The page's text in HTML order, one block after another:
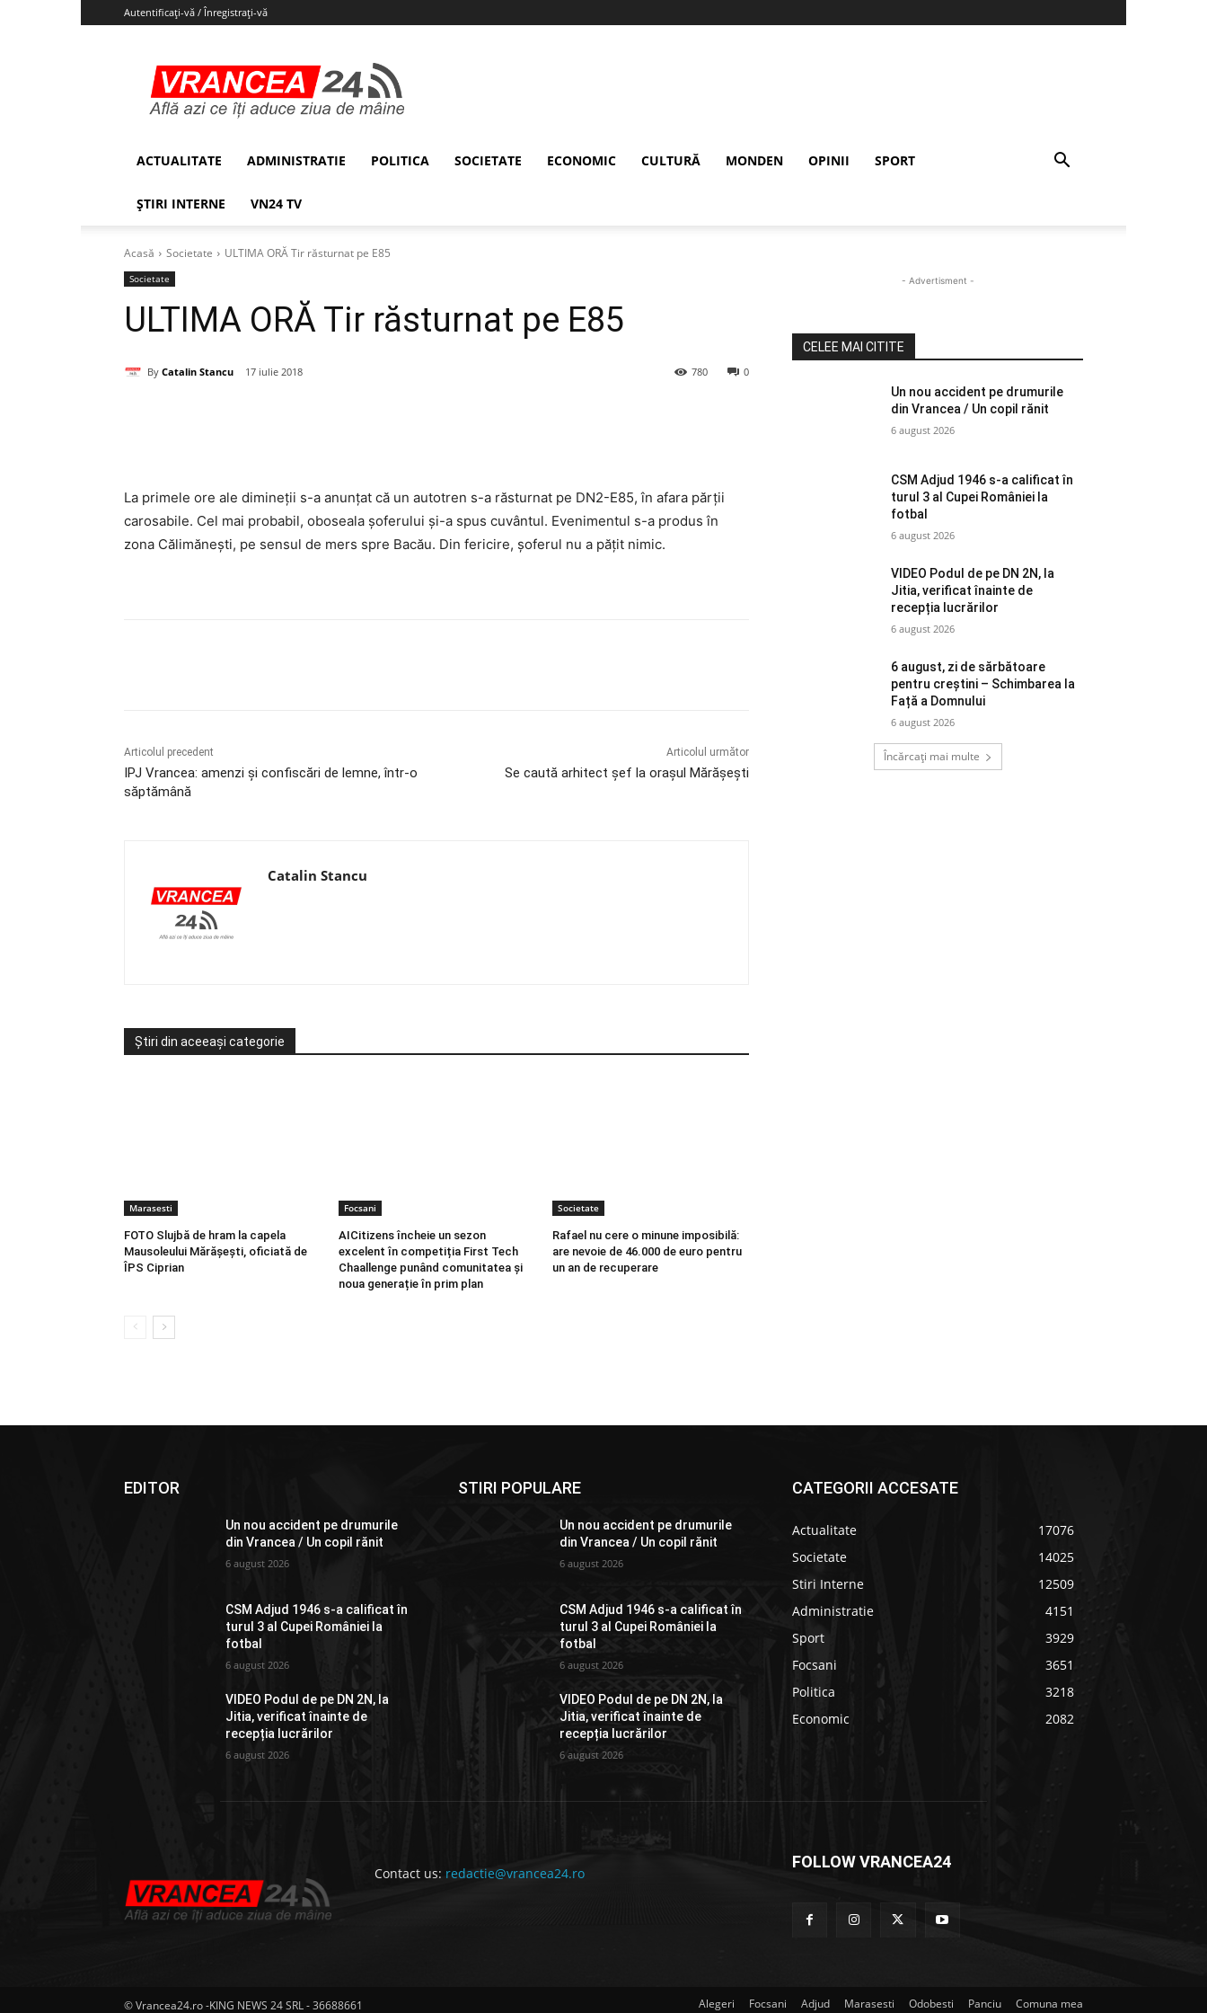
Autentificați-vă / Înregistrați-vă
ACTUALITATE ADMINISTRATIE POLITICA SOCIETATE ECONOMIC CULTURĂ MONDEN OPINII SPORT
ȘTIRI INTERNE VN24 TV
Acasă Societate ULTIMA ORĂ Tir răsturnat pe E85
Societate
ULTIMA ORĂ Tir răsturnat pe E85
By Catalin Stancu 17 iulie 2018 0
780
La primele ore ale dimineții s-a anunțat că un autotren s-a răsturnat pe DN2-E85, în afara părții
carosabile. Cel mai probabil, oboseala șoferului și-a spus cuvântul. Evenimentul s-a produs în
zona Călimănești, pe sensul de mers spre Bacău. Din fericire, șoferul nu a pățit nimic.
Articolul precedent
IPJ Vrancea: amenzi și confiscări de lemne, într-o
săptămână
Articolul următor
Se caută arhitect șef la orașul Mărășești
Catalin Stancu
Știri din aceeași categorie
Marasesti
FOTO Slujbă de hram la capela
Mausoleului Mărășești, oficiată de
ÎPS Ciprian
Focsani
AICitizens încheie un sezon
excelent în competiția First Tech
Chaallenge punând comunitatea și
noua generație în prim plan
Societate
Rafael nu cere o minune imposibilă:
are nevoie de 46.000 de euro pentru
un an de recuperare
- Advertisment -
CELEE MAI CITITE
Un nou accident pe drumurile
din Vrancea / Un copil rănit
6 august 2026
CSM Adjud 1946 s-a calificat în
turul 3 al Cupei României la
fotbal
6 august 2026
VIDEO Podul de pe DN 2N, la
Jitia, verificat înainte de
recepția lucrărilor
6 august 2026
6 august, zi de sărbătoare
pentru creștini – Schimbarea la
Față a Domnului
6 august 2026
Încărcați mai multe
EDITOR
Un nou accident pe drumurile
din Vrancea / Un copil rănit
6 august 2026
CSM Adjud 1946 s-a calificat în
turul 3 al Cupei României la
fotbal
6 august 2026
VIDEO Podul de pe DN 2N, la
Jitia, verificat înainte de
recepția lucrărilor
6 august 2026
STIRI POPULARE
Un nou accident pe drumurile
din Vrancea / Un copil rănit
6 august 2026
CSM Adjud 1946 s-a calificat în
turul 3 al Cupei României la
fotbal
6 august 2026
VIDEO Podul de pe DN 2N, la
Jitia, verificat înainte de
recepția lucrărilor
6 august 2026
CATEGORII ACCESATE
Actualitate
17076
Societate
14025
Stiri Interne
12509
Administratie
4151
Sport
3929
Focsani
3651
Politica
3218
Economic
2082
Contact us: redactie@vrancea24.ro
FOLLOW VRANCEA24
© Vrancea24.ro -KING NEWS 24 SRL - 36688661 Alegeri Focsani Adjud Marasesti Odobesti Panciu Comuna mea